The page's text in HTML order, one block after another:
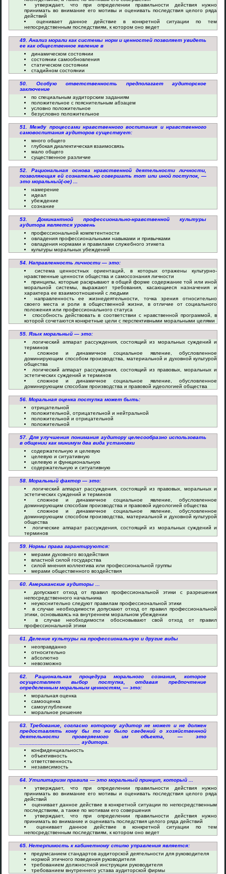
утверждает, что при определении правильности действия нужно
принимать во внимание его мотивы и оценивать последствия целого ряда
действий
оценивает данное действие в конкретной ситуации по тем
непосредственным последствиям, к котором оно ведет
49. Анализ морали как системы норм и ценностей позволяет увидеть
ее как общественное явление в
динамическом состоянии
состоянии самообновления
статическом состоянии
стадийном состоянии
50. Особую ответственность предполагает аудиторское
заключение
по специальным аудиторским заданиям
положительное с пояснительным абзацем
условно положительное
безусловно положительное
51. Между процессами нравственного воспитания и нравственного
самовоспитания аудиторов существует:
много общего
глубокая диалектическая взаимосвязь
мало общего
существенное различие
52. Рациональная основа нравственной деятельности личности,
позволяющая ей сознательно совершать тот или иной поступок, —
это моральный(-ое) ...
намерение
идеал
убеждение
сознание
53. Доминантной профессионально-нравственной культуры
аудитора является уровень
профессиональной компетентности
овладения профессиональными навыками и привычками
овладения нормами и правилами служебного этикета
культуры моральных убеждений
54. Направленность личности — это:
система ценностных ориентаций, в которых отражены культурно-
нравственные ценности общества и самосознания личности
принципы, которые раскрывают в общей форме содержание той или иной
моральной системы, выражают требования, касающиеся назначения и
характера ее взаимоотношений с людьми
направленность ее жизнедеятельности, точка зрения относительно
своего места и роли в общественной жизни, в отличие от социального
положения или профессионального статуса
способность действовать в соответствии с нравственной программой, в
которой сочетаются конкретные цели с перспективными моральными целями
55. Язык моральный — это:
логический аппарат рассуждения, состоящий из моральных суждений и
терминов
сложное и динамичное социальное явление, обусловленное
доминирующим способом производства, материальной и духовной культурой
общества
логический аппарат рассуждения, состоящий из правовых, моральных и
эстетических суждений и терминов
сложное и динамичное социальное явление, обусловленное
доминирующим способам производства и правовой идеологией общества
56. Моральная оценка поступка может быть:
отрицательной
положительной, отрицательной и нейтральной
положительной и отрицательной
положительной
57. Для улучшения понимания аудитору целесообразно использовать
в общении как минимум два вида установки
содержательную и целевую
целевую и ситуативную
целевую и функциональную
содержательную и ситуативную
58. Моральный фактор — это:
логический аппарат рассуждения, состоящий из правовых, моральных и
эстетических суждений и терминов
сложное и динамичное социальное явление, обусловленное
доминирующим способам производства и правовой идеологией общества
сложное и динамичное социальное явление, обусловленное
доминирующим способом производства, материальной и духовной культурой
общества
логические аппарат рассуждения, состоящий из моральных суждений и
терминов
59. Нормы права гарантируются:
мерами духовного воздействия
властной силой государства
силой мнения коллектива или профессиональной группы
мерами общественного воздействия
60. Американские аудиторы ...
допускают отход от правил профессиональной этики с разрешения
непосредственного начальника
неукоснительно следуют правилам профессиональной этики
в случае необходимости допускают отход от правил профессиональной
этики, основываясь на внутреннем моральном убеждении
в случае необходимости обосновывают свой отход от правил
профессиональной этики
61. Деление культуры на профессиональную и другие виды
неоправданно
относительно
абсолютно
невозможно
62. Рациональная процедура морального сознания, которое
осуществляет выбор поступка, отдавая предпочтение
определенным моральным ценностям, — это:
моральная оценка
самооценка
самоуглубление
моральное решение
63. Требование, согласно которому аудитор не может и не должен
предоставлять кому бы то ни было сведений о хозяйственной
деятельности проверяемого им объекта, — это
____________________ аудитора.
конфиденциальность
объективность
ответственность
независимость
64. Утилитаризм правила — это моральный принцип, который ...
утверждает, что при определении правильности действия нужно
принимать во внимание его мотивы и оценивать последствия целого ряда
действий
оценивает данное действие в конкретной ситуации по непосредственным
последствиям, а также по мотивам его совершения
утверждает, что при определении правильности действия нужно
принимать во внимание и оценивать последствия целого ряда действий
оценивает данное действие в конкретной ситуации по тем
непосредственным последствиям, к котором оно ведет
65. Нетерпимость к кабинетному стилю управления является:
предписанием стандартов аудиторской деятельности для руководителя
нормой этичного поведения руководителя
требованием должностной инструкции руководителя
требованием внутреннего устава аудиторской фирмы